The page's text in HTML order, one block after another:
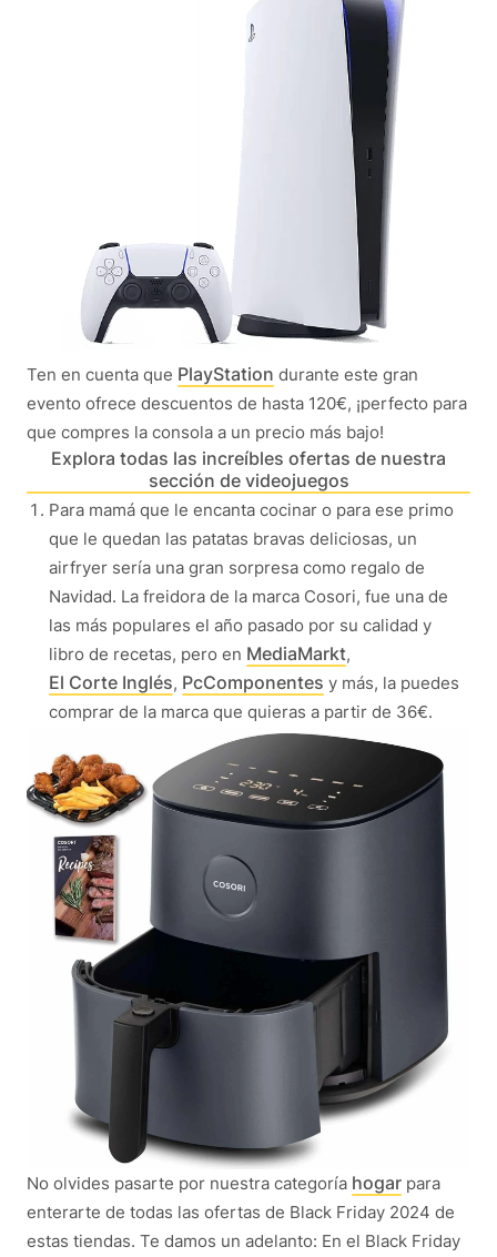
Ten en cuenta que PlayStation durante este gran
evento ofrece descuentos de hasta 120€, ¡perfecto para
que compres la consola a un precio más bajo!
Explora todas las increíbles ofertas de nuestra
sección de videojuegos
Para mamá que le encanta cocinar o para ese primo
que le quedan las patatas bravas deliciosas, un
airfryer sería una gran sorpresa como regalo de
Navidad. La freidora de la marca Cosori, fue una de
las más populares el año pasado por su calidad y
libro de recetas, pero en MediaMarkt,
El Corte Inglés, PcComponentes y más, la puedes
comprar de la marca que quieras a partir de 36€.
No olvides pasarte por nuestra categoría hogar para
enterarte de todas las ofertas de Black Friday 2024 de
estas tiendas. Te damos un adelanto: En el Black Friday